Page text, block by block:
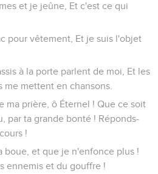
et je jeûne, Et c'est ce qui
pour vêtement, Et je suis l'objet
à la porte parlent de moi, Et les
mettent en chansons.
ma prière, ô Éternel ! Que ce soit
par ta grande bonté ! Réponds-
!
boue, et que je n'enfonce plus !
ennemis et du gouffre !